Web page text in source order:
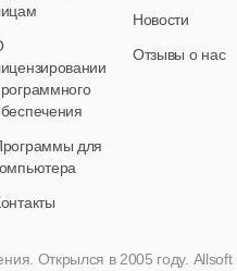
для
Новости
Отзывы о нас
Открылся в 2005 году. Allsoft